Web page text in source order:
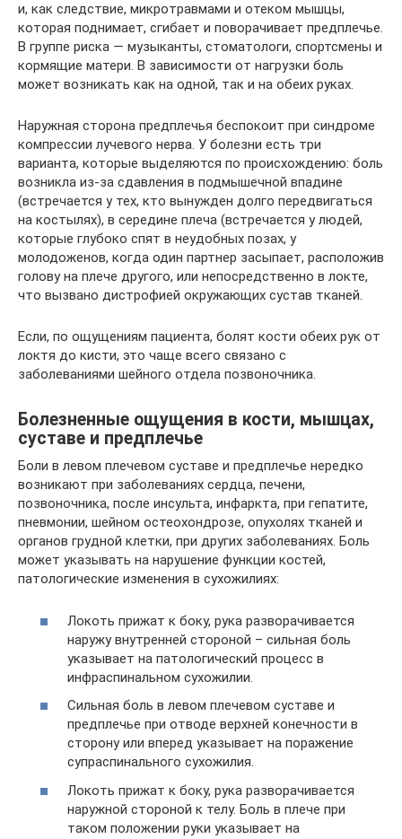
и, как следствие, микротравмами и отеком мышцы,
которая поднимает, сгибает и поворачивает предплечье.
В группе риска — музыканты, стоматологи, спортсмены и
кормящие матери. В зависимости от нагрузки боль
может возникать как на одной, так и на обеих руках.
Наружная сторона предплечья беспокоит при синдроме
компрессии лучевого нерва. У болезни есть три
варианта, которые выделяются по происхождению: боль
возникла из-за сдавления в подмышечной впадине
(встречается у тех, кто вынужден долго передвигаться
на костылях), в середине плеча (встречается у людей,
которые глубоко спят в неудобных позах, у
молодоженов, когда один партнер засыпает, расположив
голову на плече другого, или непосредственно в локте,
что вызвано дистрофией окружающих сустав тканей.
Если, по ощущениям пациента, болят кости обеих рук от
локтя до кисти, это чаще всего связано с
заболеваниями шейного отдела позвоночника.
Болезненные ощущения в кости, мышцах,
суставе и предплечье
Боли в левом плечевом суставе и предплечье нередко
возникают при заболеваниях сердца, печени,
позвоночника, после инсульта, инфаркта, при гепатите,
пневмонии, шейном остеохондрозе, опухолях тканей и
органов грудной клетки, при других заболеваниях. Боль
может указывать на нарушение функции костей,
патологические изменения в сухожилиях:
Локоть прижат к боку, рука разворачивается
наружу внутренней стороной – сильная боль
указывает на патологический процесс в
инфраспинальном сухожилии.
Сильная боль в левом плечевом суставе и
предплечье при отводе верхней конечности в
сторону или вперед указывает на поражение
супраспинального сухожилия.
Локоть прижат к боку, рука разворачивается
наружной стороной к телу. Боль в плече при
таком положении руки указывает на